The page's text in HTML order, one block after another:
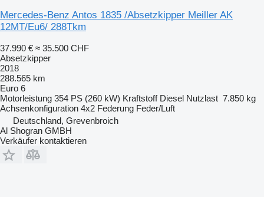
Mercedes-Benz Antos 1835 /Absetzkipper Meiller AK
12MT/Eu6/ 288Tkm
37.990 € ≈ 35.500 CHF
Absetzkipper
2018
288.565 km
Euro 6
Motorleistung 354 PS (260 kW) Kraftstoff Diesel Nutzlast 7.850 kg
Achsenkonfiguration 4x2 Federung Feder/Luft
Deutschland, Grevenbroich
Al Shogran GMBH
Verkäufer kontaktieren